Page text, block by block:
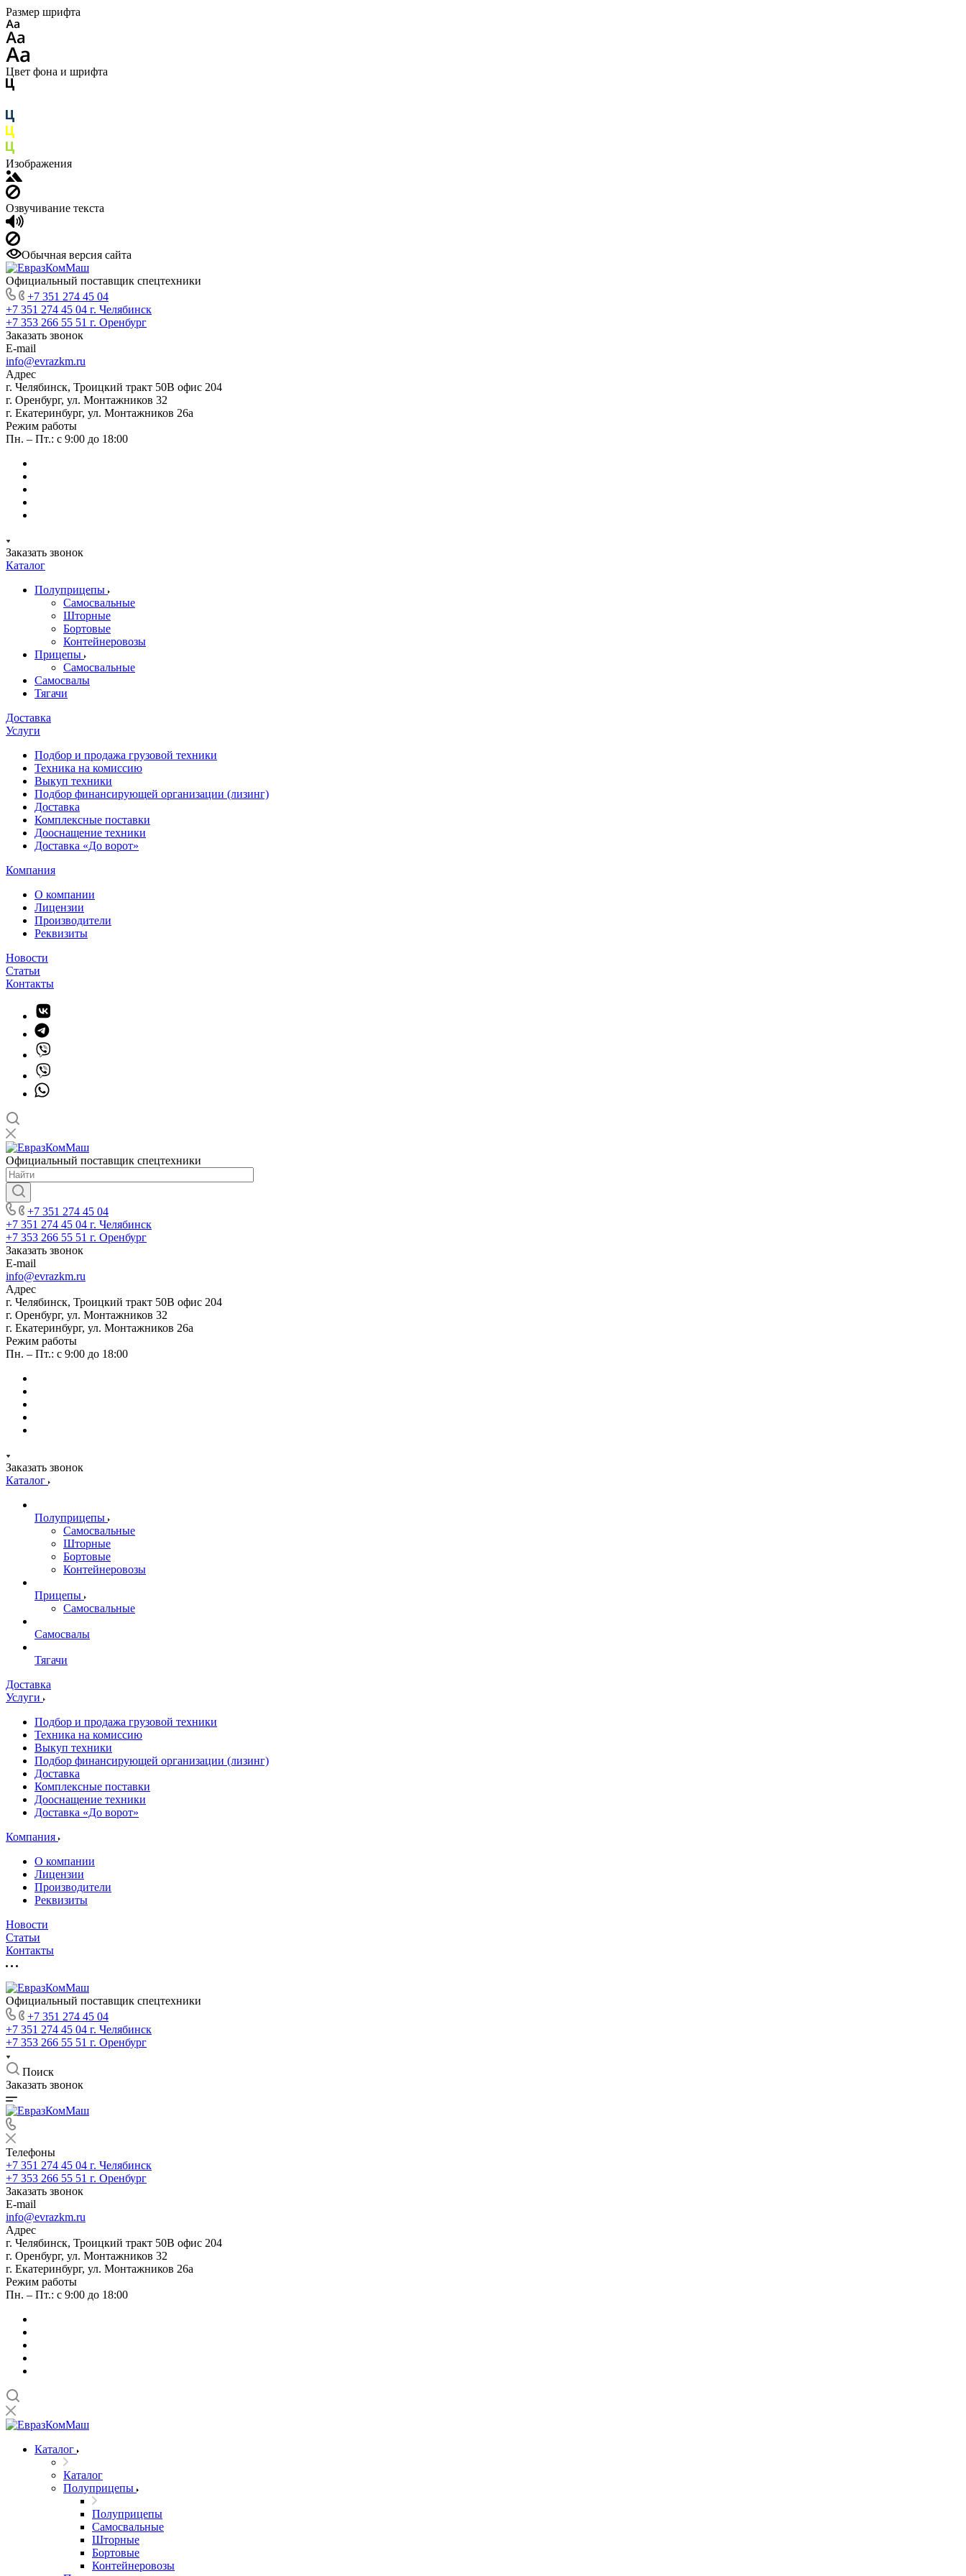
Размер шрифта
Цвет фона и шрифта
Изображения
Озвучивание текста
Обычная версия сайта
Официальный поставщик спецтехники
+7 351 274 45 04
+7 351 274 45 04 г. Челябинск
+7 353 266 55 51 г. Оренбург
Заказать звонок
E-mail
info@evrazkm.ru
Адрес
г. Челябинск, Троицкий тракт 50В офис 204
г. Оренбург, ул. Монтажников 32
г. Екатеринбург, ул. Монтажников 26а
Режим работы
Пн. – Пт.: с 9:00 до 18:00
Заказать звонок
Каталог
Полуприцепы
Самосвальные
Шторные
Бортовые
Контейнеровозы
Прицепы
Самосвальные
Самосвалы
Тягачи
Доставка
Услуги
Подбор и продажа грузовой техники
Техника на комиссию
Выкуп техники
Подбор финансирующей организации (лизинг)
Доставка
Комплексные поставки
Дооснащение техники
Доставка «До ворот»
Компания
О компании
Лицензии
Производители
Реквизиты
Новости
Статьи
Контакты
Официальный поставщик спецтехники
+7 351 274 45 04
+7 351 274 45 04 г. Челябинск
+7 353 266 55 51 г. Оренбург
Заказать звонок
E-mail
info@evrazkm.ru
Адрес
г. Челябинск, Троицкий тракт 50В офис 204
г. Оренбург, ул. Монтажников 32
г. Екатеринбург, ул. Монтажников 26а
Режим работы
Пн. – Пт.: с 9:00 до 18:00
Заказать звонок
Каталог
Полуприцепы
Самосвальные
Шторные
Бортовые
Контейнеровозы
Прицепы
Самосвальные
Самосвалы
Тягачи
Доставка
Услуги
Подбор и продажа грузовой техники
Техника на комиссию
Выкуп техники
Подбор финансирующей организации (лизинг)
Доставка
Комплексные поставки
Дооснащение техники
Доставка «До ворот»
Компания
О компании
Лицензии
Производители
Реквизиты
Новости
Статьи
Контакты
Официальный поставщик спецтехники
+7 351 274 45 04
+7 351 274 45 04 г. Челябинск
+7 353 266 55 51 г. Оренбург
Поиск
Заказать звонок
Телефоны
+7 351 274 45 04 г. Челябинск
+7 353 266 55 51 г. Оренбург
Заказать звонок
E-mail
info@evrazkm.ru
Адрес
г. Челябинск, Троицкий тракт 50В офис 204
г. Оренбург, ул. Монтажников 32
г. Екатеринбург, ул. Монтажников 26а
Режим работы
Пн. – Пт.: с 9:00 до 18:00
Каталог
Каталог
Полуприцепы
Полуприцепы
Самосвальные
Шторные
Бортовые
Контейнеровозы